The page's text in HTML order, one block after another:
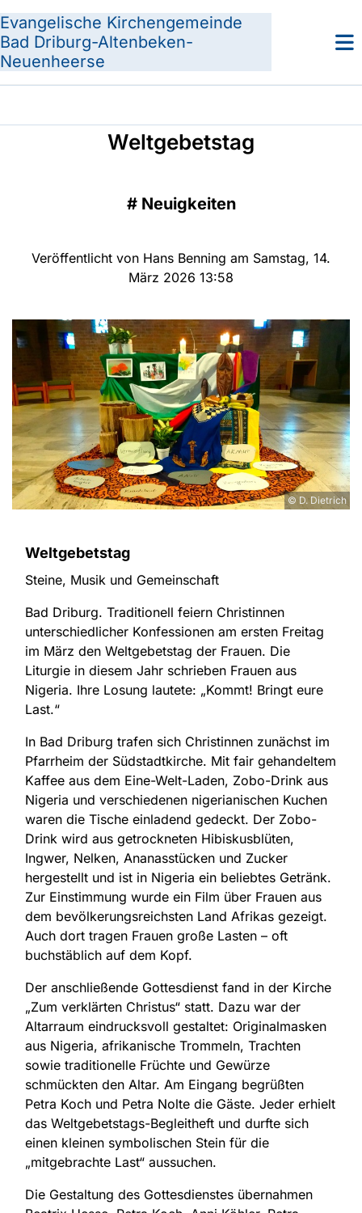
Evangelische Kirchengemeinde
Bad Driburg-Altenbeken-
Neuenheerse
Weltgebetstag
# Neuigkeiten
Veröffentlicht von Hans Benning am Samstag, 14.
März 2026 13:58
© D. Dietrich
Weltgebetstag
Steine, Musik und Gemeinschaft
Bad Driburg. Traditionell feiern Christinnen
unterschiedlicher Konfessionen am ersten Freitag
im März den Weltgebetstag der Frauen. Die
Liturgie in diesem Jahr schrieben Frauen aus
Nigeria. Ihre Losung lautete: „Kommt! Bringt eure
Last.“
In Bad Driburg trafen sich Christinnen zunächst im
Pfarrheim der Südstadtkirche. Mit fair gehandeltem
Kaffee aus dem Eine-Welt-Laden, Zobo-Drink aus
Nigeria und verschiedenen nigerianischen Kuchen
waren die Tische einladend gedeckt. Der Zobo-
Drink wird aus getrockneten Hibiskusblüten,
Ingwer, Nelken, Ananasstücken und Zucker
hergestellt und ist in Nigeria ein beliebtes Getränk.
Zur Einstimmung wurde ein Film über Frauen aus
dem bevölkerungsreichsten Land Afrikas gezeigt.
Auch dort tragen Frauen große Lasten – oft
buchstäblich auf dem Kopf.
Der anschließende Gottesdienst fand in der Kirche
„Zum verklärten Christus“ statt. Dazu war der
Altarraum eindrucksvoll gestaltet: Originalmasken
aus Nigeria, afrikanische Trommeln, Trachten
sowie traditionelle Früchte und Gewürze
schmückten den Altar. Am Eingang begrüßten
Petra Koch und Petra Nolte die Gäste. Jeder erhielt
das Weltgebetstags-Begleitheft und durfte sich
einen kleinen symbolischen Stein für die
„mitgebrachte Last“ aussuchen.
Die Gestaltung des Gottesdienstes übernahmen